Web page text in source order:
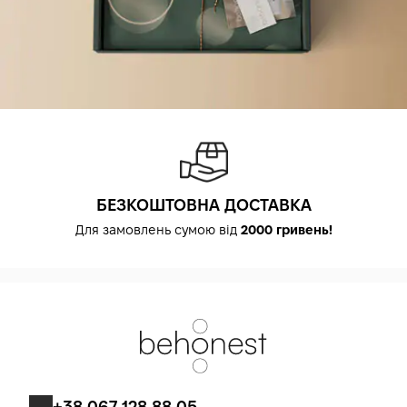
БЕЗКОШТОВНА ДОСТАВКА
Для замовлень сумою від 2000 гривень!